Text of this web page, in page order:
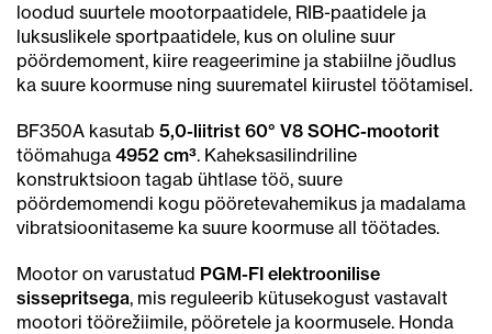
loodud suurtele mootorpaatidele, RIB-paatidele ja
luksuslikele sportpaatidele, kus on oluline suur
pöördemoment, kiire reageerimine ja stabiilne jõudlus
ka suure koormuse ning suurematel kiirustel töötamisel.
BF350A kasutab 5,0-liitrist 60° V8 SOHC-mootorit
töömahuga 4952 cm³. Kaheksasilindriline
konstruktsioon tagab ühtlase töö, suure
pöördemomendi kogu pööretevahemikus ja madalama
vibratsioonitaseme ka suure koormuse all töötades.
Mootor on varustatud PGM-FI elektroonilise
sissepritsega, mis reguleerib kütusekogust vastavalt
mootori töörežiimile, pööretele ja koormusele. Honda